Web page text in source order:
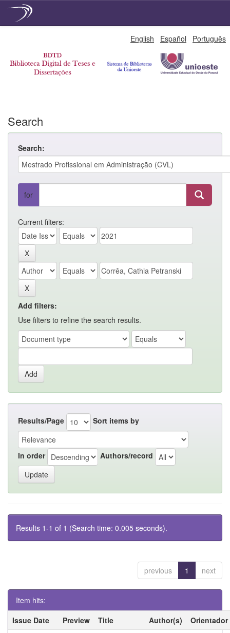
English Español Português
Search
Search:
for
Current filters:
Add filters:
Use filters to refine the search results.
Results/Page Sort items by
In order Authors/record
Results 1-1 of 1 (Search time: 0.005 seconds).
previous 1 next
Item hits:
Issue Date
Preview Title Author(s)
Orientador